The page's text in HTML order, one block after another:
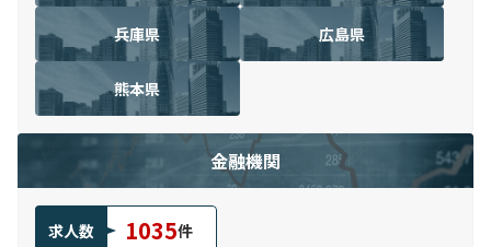
兵庫県 広島県
熊本県
金融機関
求人数 1035件